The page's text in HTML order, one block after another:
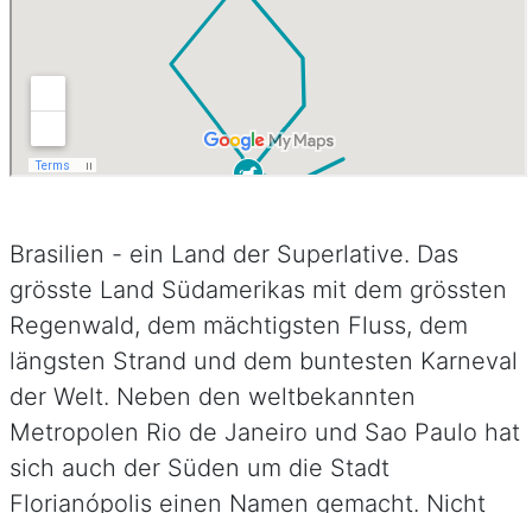
Brasilien - ein Land der Superlative. Das
grösste Land Südamerikas mit dem grössten
Regenwald, dem mächtigsten Fluss, dem
längsten Strand und dem buntesten Karneval
der Welt. Neben den weltbekannten
Metropolen Rio de Janeiro und Sao Paulo hat
sich auch der Süden um die Stadt
Florianópolis einen Namen gemacht. Nicht